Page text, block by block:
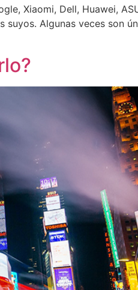
Xiaomi, Dell, Huawei,
Algunas veces son